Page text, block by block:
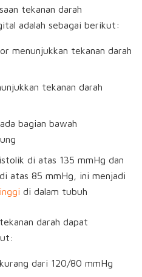
tekanan darah
adalah sebagai berikut:
menunjukkan tekanan darah
tekanan darah
bagian bawah
di atas 135 mmHg dan
atas 85 mmHg, ini menjadi
di dalam tubuh
darah dapat
dari 120/80 mmHg